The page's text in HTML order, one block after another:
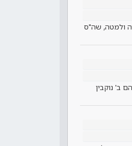
ולמטה, שה"ס
ב' נוקבין